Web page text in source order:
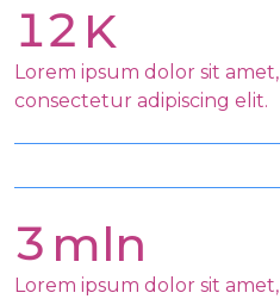
12
Lorem ipsum dolor sit amet,
consectetur adipiscing elit.
3
Lorem ipsum dolor sit amet,